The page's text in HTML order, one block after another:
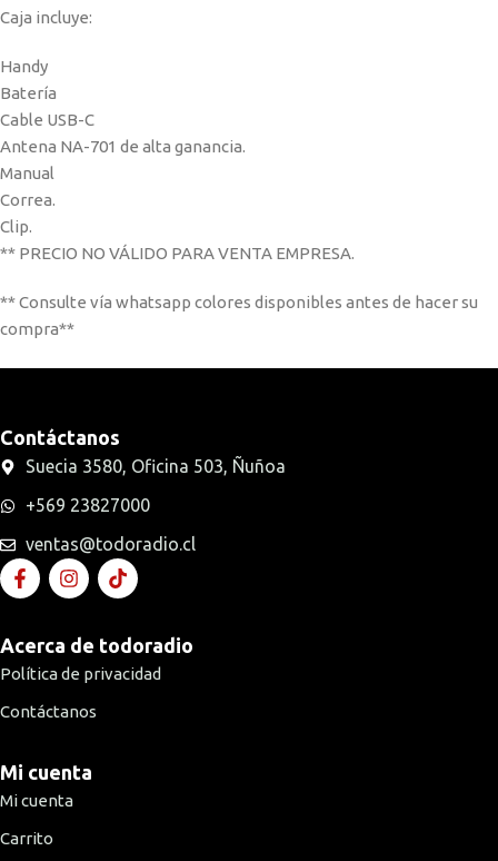
Caja incluye:
Handy
Batería
Cable USB-C
Antena NA-701 de alta ganancia.
Manual
Correa.
Clip.
** PRECIO NO VÁLIDO PARA VENTA EMPRESA.
** Consulte vía whatsapp colores disponibles antes de hacer su
compra**
Contáctanos
Suecia 3580, Oficina 503, Ñuñoa
+569 23827000
ventas@todoradio.cl
Acerca de todoradio
Política de privacidad
Contáctanos
Mi cuenta
Mi cuenta
Carrito